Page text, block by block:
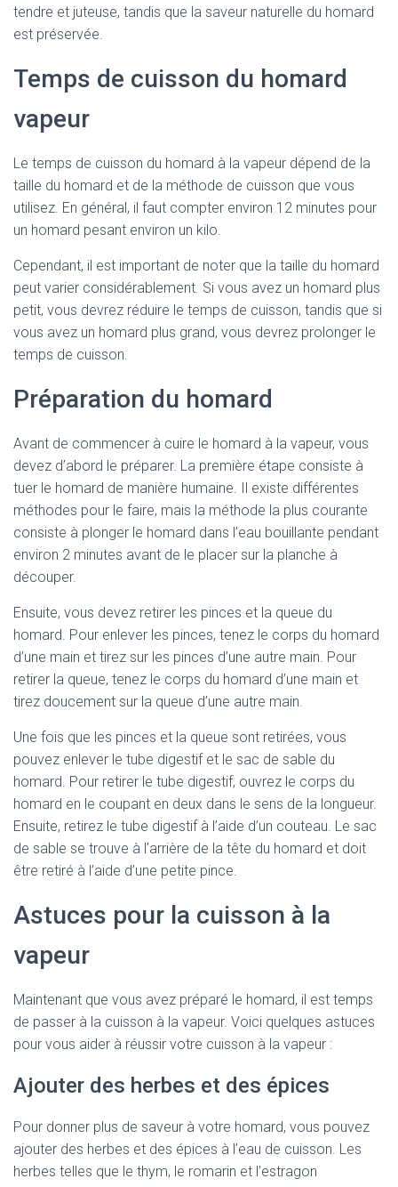
tendre et juteuse, tandis que la saveur naturelle du homard
est préservée.
Temps de cuisson du homard
vapeur
Le temps de cuisson du homard à la vapeur dépend de la
taille du homard et de la méthode de cuisson que vous
utilisez. En général, il faut compter environ 12 minutes pour
un homard pesant environ un kilo.
Cependant, il est important de noter que la taille du homard
peut varier considérablement. Si vous avez un homard plus
petit, vous devrez réduire le temps de cuisson, tandis que si
vous avez un homard plus grand, vous devrez prolonger le
temps de cuisson.
Préparation du homard
Avant de commencer à cuire le homard à la vapeur, vous
devez d’abord le préparer. La première étape consiste à
tuer le homard de manière humaine. Il existe différentes
méthodes pour le faire, mais la méthode la plus courante
consiste à plonger le homard dans l’eau bouillante pendant
environ 2 minutes avant de le placer sur la planche à
découper.
Ensuite, vous devez retirer les pinces et la queue du
homard. Pour enlever les pinces, tenez le corps du homard
d’une main et tirez sur les pinces d’une autre main. Pour
retirer la queue, tenez le corps du homard d’une main et
tirez doucement sur la queue d’une autre main.
Une fois que les pinces et la queue sont retirées, vous
pouvez enlever le tube digestif et le sac de sable du
homard. Pour retirer le tube digestif, ouvrez le corps du
homard en le coupant en deux dans le sens de la longueur.
Ensuite, retirez le tube digestif à l’aide d’un couteau. Le sac
de sable se trouve à l’arrière de la tête du homard et doit
être retiré à l’aide d’une petite pince.
Astuces pour la cuisson à la
vapeur
Maintenant que vous avez préparé le homard, il est temps
de passer à la cuisson à la vapeur. Voici quelques astuces
pour vous aider à réussir votre cuisson à la vapeur :
Ajouter des herbes et des épices
Pour donner plus de saveur à votre homard, vous pouvez
ajouter des herbes et des épices à l’eau de cuisson. Les
herbes telles que le thym, le romarin et l’estragon